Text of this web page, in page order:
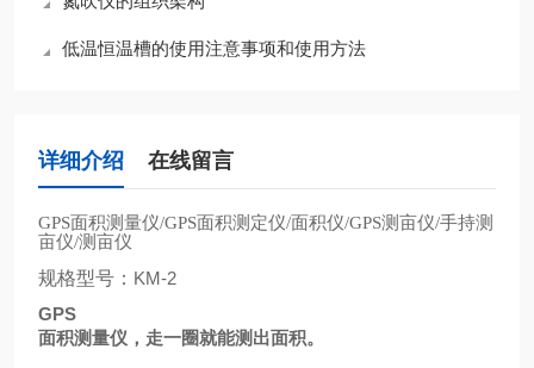
低温恒温槽的使用注意事项和使用方法
详细介绍 在线留言
GPS面积测量仪/GPS面积测定仪/面积仪/GPS测亩仪/手持测
亩仪/测亩仪
规格型号： KM-2
GPS
面积测量仪，走一圈就能测出面积。